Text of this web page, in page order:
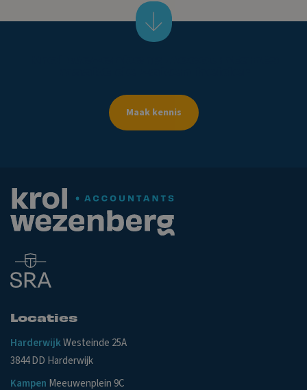
Maak kennis
Locaties
HarderwijkWesteinde 25A
3844 DD Harderwijk
Kampen Meeuwenplein 9C